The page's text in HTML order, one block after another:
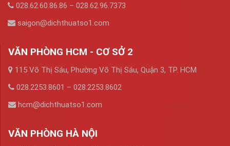
028.62.60.86.86 – 028.62.96.7373
saigon@dichthuatso1.com
VĂN PHÒNG HCM - CƠ SỞ 2
115 Võ Thị Sáu, Phường Võ Thị Sáu, Quận 3, TP. HCM
028.2253.8601 – 028.2253.8602
hcm@dichthuatso1.com
VĂN PHÒNG HÀ NỘI